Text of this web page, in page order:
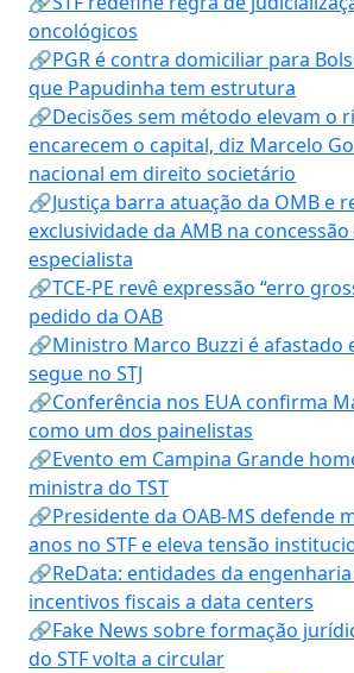
oncológicos
🔗PGR é contra domiciliar para
que Papudinha tem estrutura
🔗Decisões sem método elevam o
encarecem o capital, diz Marcelo
nacional em direito societário
🔗Justiça barra atuação da OMB e
exclusividade da AMB na
especialista
🔗TCE-PE revê expressão “erro
pedido da OAB
🔗Ministro Marco Buzzi é afastado
segue no STJ
🔗Conferência nos EUA confirma
como um dos painelistas
🔗Evento em Campina Grande
ministra do TST
🔗Presidente da OAB-MS defende
anos no STF e eleva tensão
🔗ReData: entidades da
incentivos fiscais a data centers
🔗Fake News sobre formação
do STF volta a circular